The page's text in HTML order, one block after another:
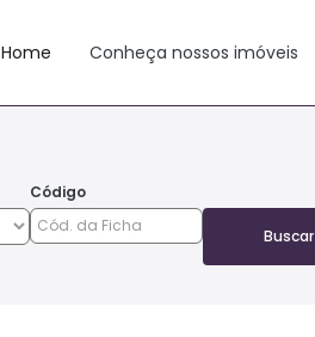
Home Conheça nossos imóveis
Código
Buscar